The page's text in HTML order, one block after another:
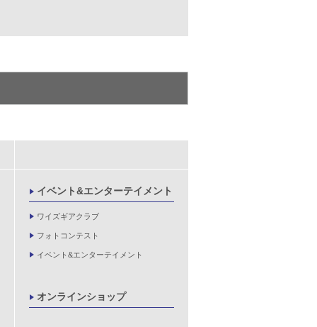
イベント&エンターテイメント
ワイズギアクラブ
フォトコンテスト
イベント&エンターテイメント
オンラインショップ